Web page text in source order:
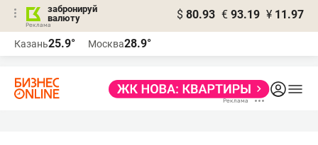
забронируй
валюту
$ 80.93 € 93.19 ¥ 11.97
Казань25.9° Москва28.9°